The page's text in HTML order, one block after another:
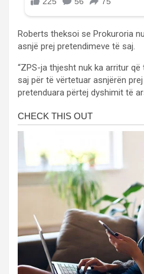
Roberts theksoi se Prokuroria
asnjë prej pretendimeve të saj.
“ZPS-ja thjesht nuk ka arritur
saj për të vërtetuar asnjërën
pretenduara përtej dyshimit të